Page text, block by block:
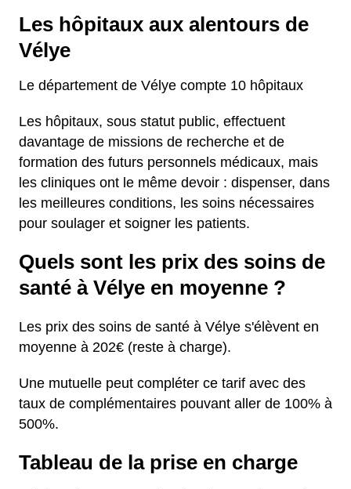
Les hôpitaux aux alentours de
Vélye
Le département de Vélye compte 10 hôpitaux
Les hôpitaux, sous statut public, effectuent
davantage de missions de recherche et de
formation des futurs personnels médicaux, mais
les cliniques ont le même devoir : dispenser, dans
les meilleures conditions, les soins nécessaires
pour soulager et soigner les patients.
Quels sont les prix des soins de
santé à Vélye en moyenne ?
Les prix des soins de santé à Vélye s'élèvent en
moyenne à 202€ (reste à charge).
Une mutuelle peut compléter ce tarif avec des
taux de complémentaires pouvant aller de 100% à
500%.
Tableau de la prise en charge